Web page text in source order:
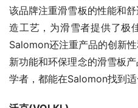
该品牌注重滑雪板的性能和
造工艺，为滑雪者提供了极
Salomon还注重产品的创新
新功能和环保理念的滑雪板
学者，都能在Salomon找到适